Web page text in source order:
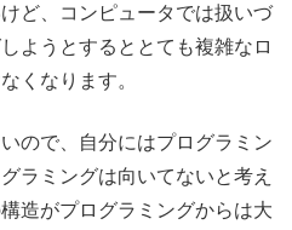
ど、コンピュータでは扱いづ
ようとするととても複雑なロ
くなります。
ので、自分にはプログラミン
ラミングは向いてないと考え
造がプログラミングからは大